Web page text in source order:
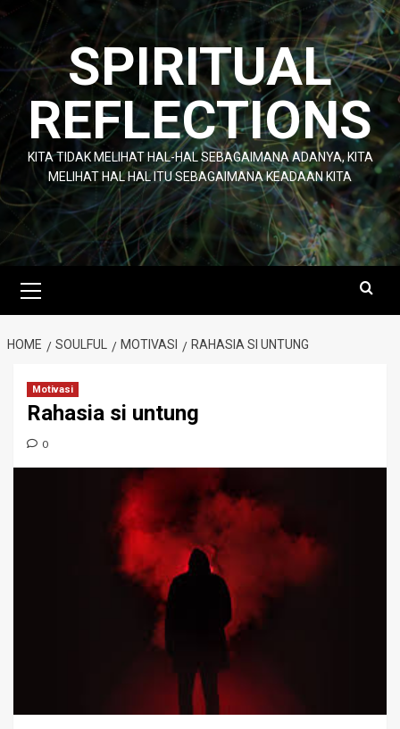
Skip
content
SPIRITUAL
REFLECTIONS
KITA TIDAK MELIHAT HAL-HAL SEBAGAIMANA ADANYA, KITA
MELIHAT HAL HAL ITU SEBAGAIMANA KEADAAN KITA
Menu
HOME SOULFUL MOTIVASI RAHASIA SI UNTUNG
Motivasi
Rahasia si untung
0